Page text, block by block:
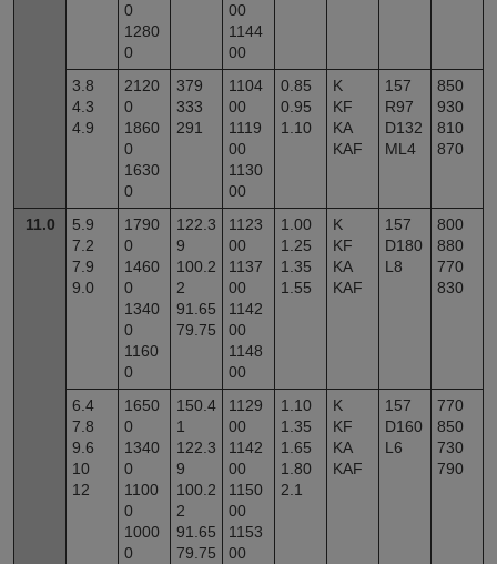
0
1280
0
00
1144
00
3.8
4.3
4.9
2120
0
1860
0
1630
0
379
333
291
1104
00
1119
00
1130
00
0.85
0.95
1.10
K
KF
KA
KAF
157
R97
D132
ML4
850
930
810
870
11.0
5.9
7.2
7.9
9.0
1790
0
1460
0
1340
0
1160
0
122.3
9
100.2
2
91.65
79.75
1123
00
1137
00
1142
00
1148
00
1.00
1.25
1.35
1.55
K
KF
KA
KAF
157
D180
L8
800
880
770
830
6.4
7.8
9.6
10
12
1650
0
1340
0
1100
0
1000
0
150.4
1
122.3
9
100.2
2
91.65
79.75
1129
00
1142
00
1150
00
1153
00
1.10
1.35
1.65
1.80
2.1
K
KF
KA
KAF
157
D160
L6
770
850
730
790